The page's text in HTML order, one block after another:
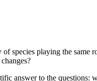
species playing the same
answer to the questions: